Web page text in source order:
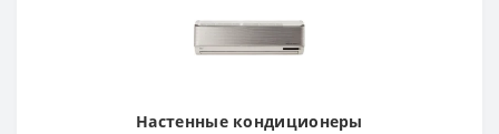
Настенные кондиционеры